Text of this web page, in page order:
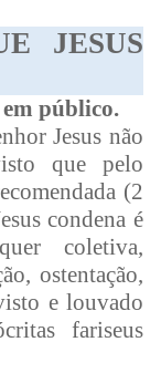
JESUS
em público.
Jesus não
que pelo
(2
condena é
coletiva,
ostentação,
e louvado
fariseus